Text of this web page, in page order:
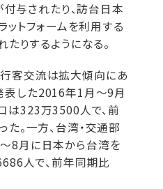
付与されたり、訪台日本
ットフォームを利用する
たりするようになる。
行客交流は拡大傾向にあ
表した2016年1月～9月
は323万3500人で、前
。一方、台湾・交通部
8月に日本から台湾を
人で、前年同期比